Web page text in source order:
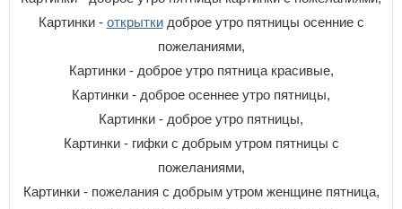
Картинки - открыткидоброе утро пятницы осенние с
пожеланиями,
Картинки - доброе утро пятница красивые,
Картинки - доброе осеннее утро пятницы,
Картинки - доброе утро пятницы,
Картинки - гифки с добрым утром пятницы с
пожеланиями,
Картинки - пожелания с добрым утром женщине пятница,